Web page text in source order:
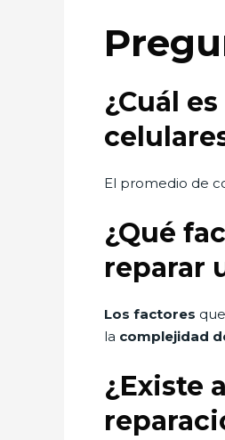
¿Cuál
El promedio de
¿Qué
reparar
Los factores
la complejidad
¿Existe